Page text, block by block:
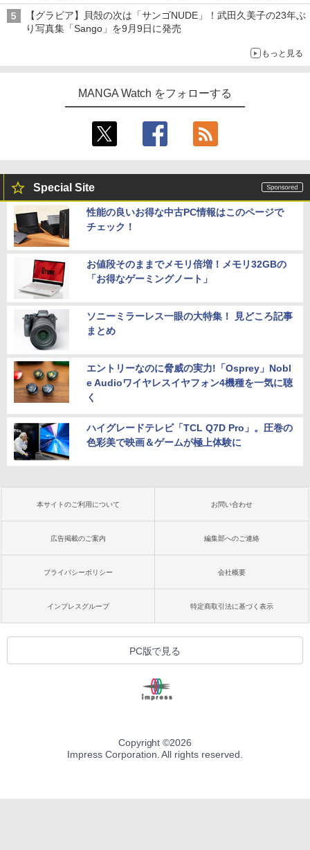
【グラビア】貝殻の次は「サンゴNUDE」！武田久美子の23年ぶ
り写真集「Sango」を9月9日に発売
もっと見る
MANGA Watch をフォローする
Special Site
性能の良いお得な中古PC情報はこのページで
チェック！
お値段そのままでメモリ倍増！メモリ32GBの
「お得なゲーミングノート」
ソニーミラーレス一眼の大特集！ 見どころ記事
まとめ
エントリーなのに脅威の実力!「Osprey」Nobl
e Audioワイヤレスイヤフォン4機種を一気に聴
く
ハイグレードテレビ「TCL Q7D Pro」。圧巻の
色彩美で映画＆ゲームが極上体験に
本サイトのご利用について お問い合わせ
広告掲載のご案内 編集部へのご連絡
プライバシーポリシー 会社概要
インプレスグループ 特定商取引法に基づく表示
PC版で見る
Copyright ©2026
Impress Corporation. All rights reserved.